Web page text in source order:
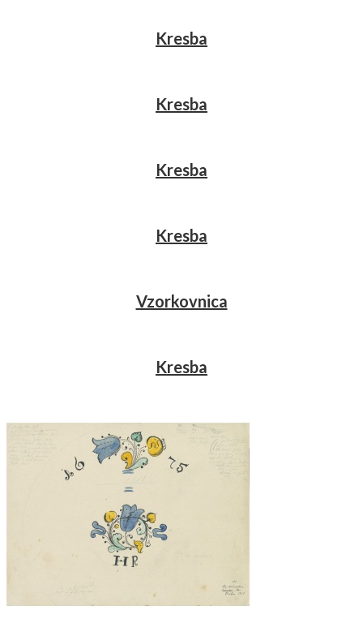
Kresba
Kresba
Kresba
Kresba
Vzorkovnica
Kresba